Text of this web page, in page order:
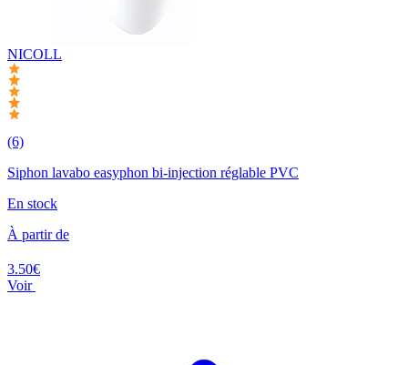
NICOLL
(6)
Siphon lavabo easyphon bi-injection réglable PVC
En stock
À partir de
3.50€
Voir